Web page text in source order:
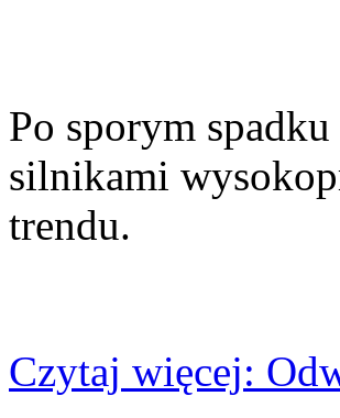
Po sporym
silnikami
trendu.
Czytaj więcej: